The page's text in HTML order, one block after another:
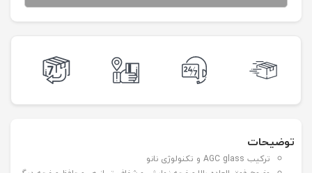
توضیحات
ترکیب AGC glass و تکنولوژی نانو